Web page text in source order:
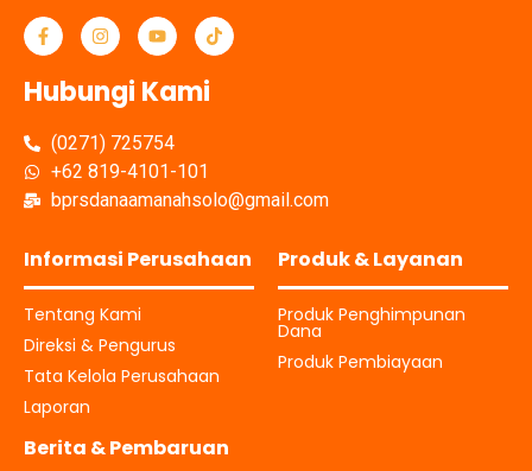
Hubungi Kami
(0271) 725754
+62 819-4101-101
bprsdanaamanahsolo@gmail.com
Informasi Perusahaan
Tentang Kami
Direksi & Pengurus
Tata Kelola Perusahaan
Laporan
Produk & Layanan
Produk Penghimpunan
Dana
Produk Pembiayaan
Berita & Pembaruan